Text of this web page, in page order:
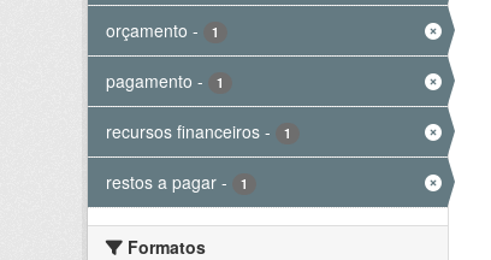
orçamento - 1
pagamento - 1
recursos financeiros - 1
restos a pagar - 1
Formatos